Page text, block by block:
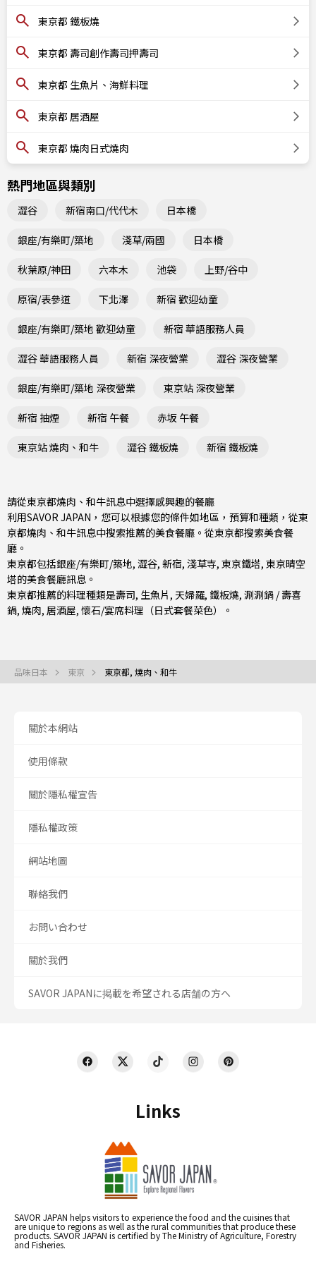
東京都 鐵板燒
東京都 壽司創作壽司押壽司
東京都 生魚片、海鮮料理
東京都 居酒屋
東京都 燒肉日式燒肉
熱門地區與類別
澀谷 新宿南口/代代木 日本橋
銀座/有樂町/築地 淺草/兩國 日本橋
秋葉原/神田 六本木 池袋 上野/谷中
原宿/表參道 下北澤 新宿 歡迎幼童
銀座/有樂町/築地 歡迎幼童 新宿 華語服務人員
澀谷 華語服務人員 新宿 深夜營業 澀谷 深夜營業
銀座/有樂町/築地 深夜營業 東京站 深夜營業
新宿 抽煙 新宿 午餐 赤坂 午餐
東京站 燒肉、和牛 澀谷 鐵板燒 新宿 鐵板燒
請從東京都燒肉、和牛訊息中選擇感興趣的餐廳
利用SAVOR JAPAN，您可以根據您的條件如地區，預算和種類，從東
京都燒肉、和牛訊息中搜索推薦的美食餐廳。從東京都搜索美食餐
廳。
東京都包括銀座/有樂町/築地, 澀谷, 新宿, 淺草寺, 東京鐵塔, 東京晴空
塔的美食餐廳訊息。
東京都推薦的料理種類是壽司, 生魚片 , 天婦羅, 鐵板燒, 涮涮鍋 / 壽喜
鍋, 燒肉, 居酒屋, 懷石/宴席料理（日式套餐菜色） 。
品味日本 東京 東京都, 燒肉、和牛
Links
SAVOR JAPAN helps visitors to experience the food and the cuisines that
are unique to regions as well as the rural communities that produce these
products. SAVOR JAPAN is certified by The Ministry of Agriculture, Forestry
and Fisheries.
關於本網站
使用條款
關於隱私權宣告
隱私權政策
網站地圖
聯絡我們
お問い合わせ
關於我們
SAVOR JAPANに掲載を希望される店舗の方へ